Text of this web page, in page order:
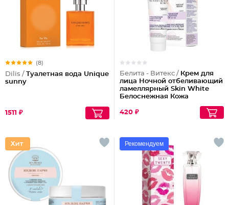
(8)
Dilis / Туалетная вода Unique
sunny
1511 ₽
Белита - Витекс / Крем для
лица Ночной отбеливающий
ламеллярный Skin White
Белоснежная Кожа
420 ₽
Рекомендуем